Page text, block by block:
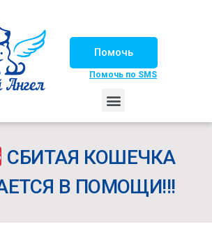
Помочь
Помочь по SMS
СБИТАЯ КОШЕЧКА
В ПОМОЩИ!!!